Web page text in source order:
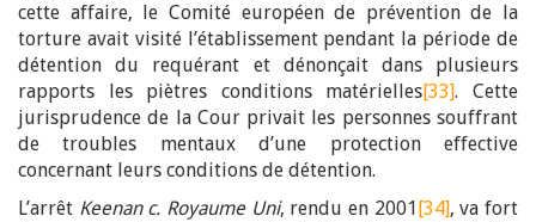
cette affaire, le Comité européen de prévention de la
torture avait visité l’établissement pendant la période de
détention du requérant et dénonçait dans plusieurs
rapports les piètres conditions matérielles[33]. Cette
jurisprudence de la Cour privait les personnes souffrant
de troubles mentaux d’une protection effective
concernant leurs conditions de détention.
L’arrêt Keenan c. Royaume Uni, rendu en 2001[34], va fort